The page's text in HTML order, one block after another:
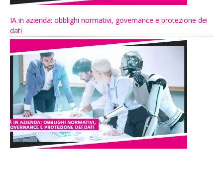
IA in azienda: obblighi normativi, governance e protezione dei
dati